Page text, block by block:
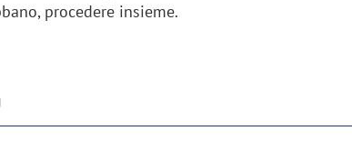
procedere insieme.